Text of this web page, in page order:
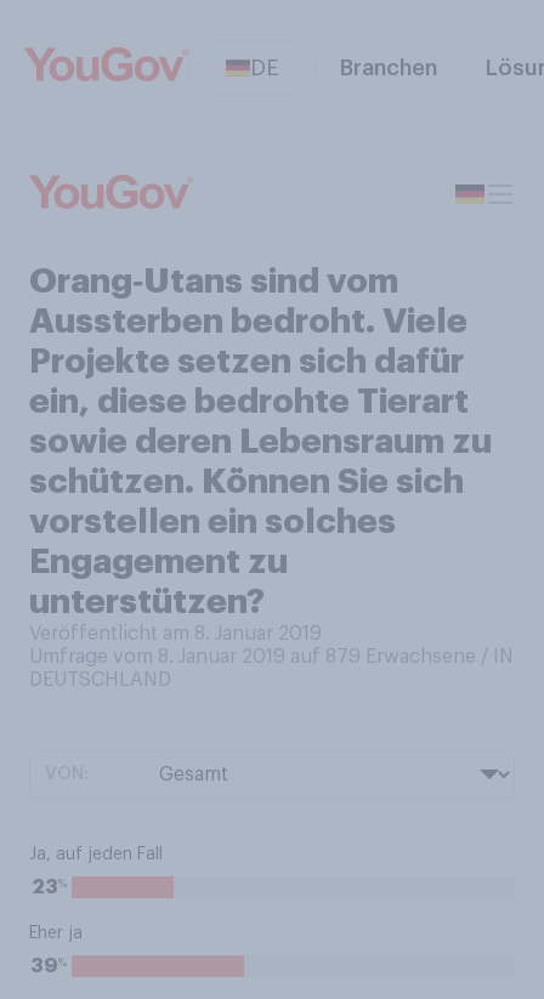
DE Branchen
Orang‑Utans sind vom
Aussterben bedroht. Viele
Projekte setzen sich dafür
ein, diese bedrohte Tierart
sowie deren Lebensraum zu
schützen. Können Sie sich
vorstellen ein solches
Engagement zu
unterstützen?
Veröffentlicht am 8. Januar 2019
Umfrage vom 8. Januar 2019 auf 879 Erwachsene / IN
DEUTSCHLAND
Ja, auf jeden Fall
23%
Eher ja
39%